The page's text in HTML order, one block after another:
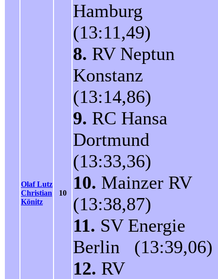
Olaf Lutz
Christian
Könitz
10
Hamburg
(13:11,49)
8. RV Neptun
Konstanz
(13:14,86)
9. RC Hansa
Dortmund
(13:33,36)
10. Mainzer RV
(13:38,87)
11. SV Energie
Berlin (13:39,06)
12. RV